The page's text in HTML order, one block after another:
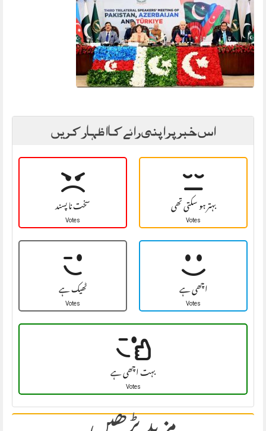
اس خبر پر اپنی رائے کا اظہار کریں
سخت نا پسند
Votes بہتر ہو سکتی تھی
Votes
ٹھیک ہے
Votes اچھی ہے
Votes
بہت اچھی ہے
Votes